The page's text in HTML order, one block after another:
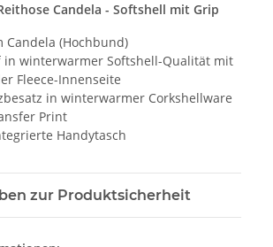
Candela - Softshell mit Grip
Candela (Hochbund)
in winterwarmer Softshell-Qualität mit
Fleece-Innenseite
in winterwarmer Corkshellware
Print
Handytasch
zur Produktsicherheit